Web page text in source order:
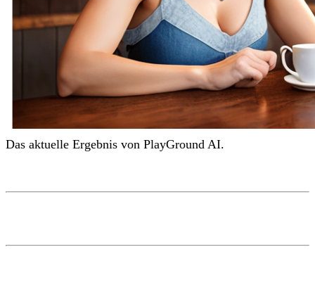
Das aktuelle Ergebnis von PlayGround AI.